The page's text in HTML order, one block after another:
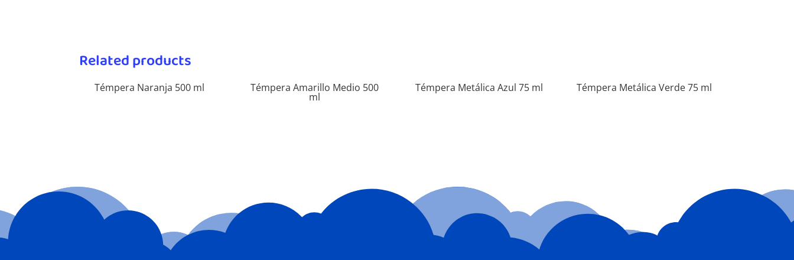
Related products
Témpera Naranja 500 ml Témpera Amarillo Medio 500
ml
Témpera Metálica Azul 75 ml Témpera Metálica Verde 75 ml